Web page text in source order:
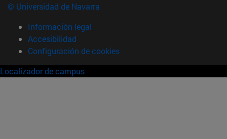
© Universidad de Navarra
Información legal
Accesibilidad
Configuración de cookies
Localizador de campus